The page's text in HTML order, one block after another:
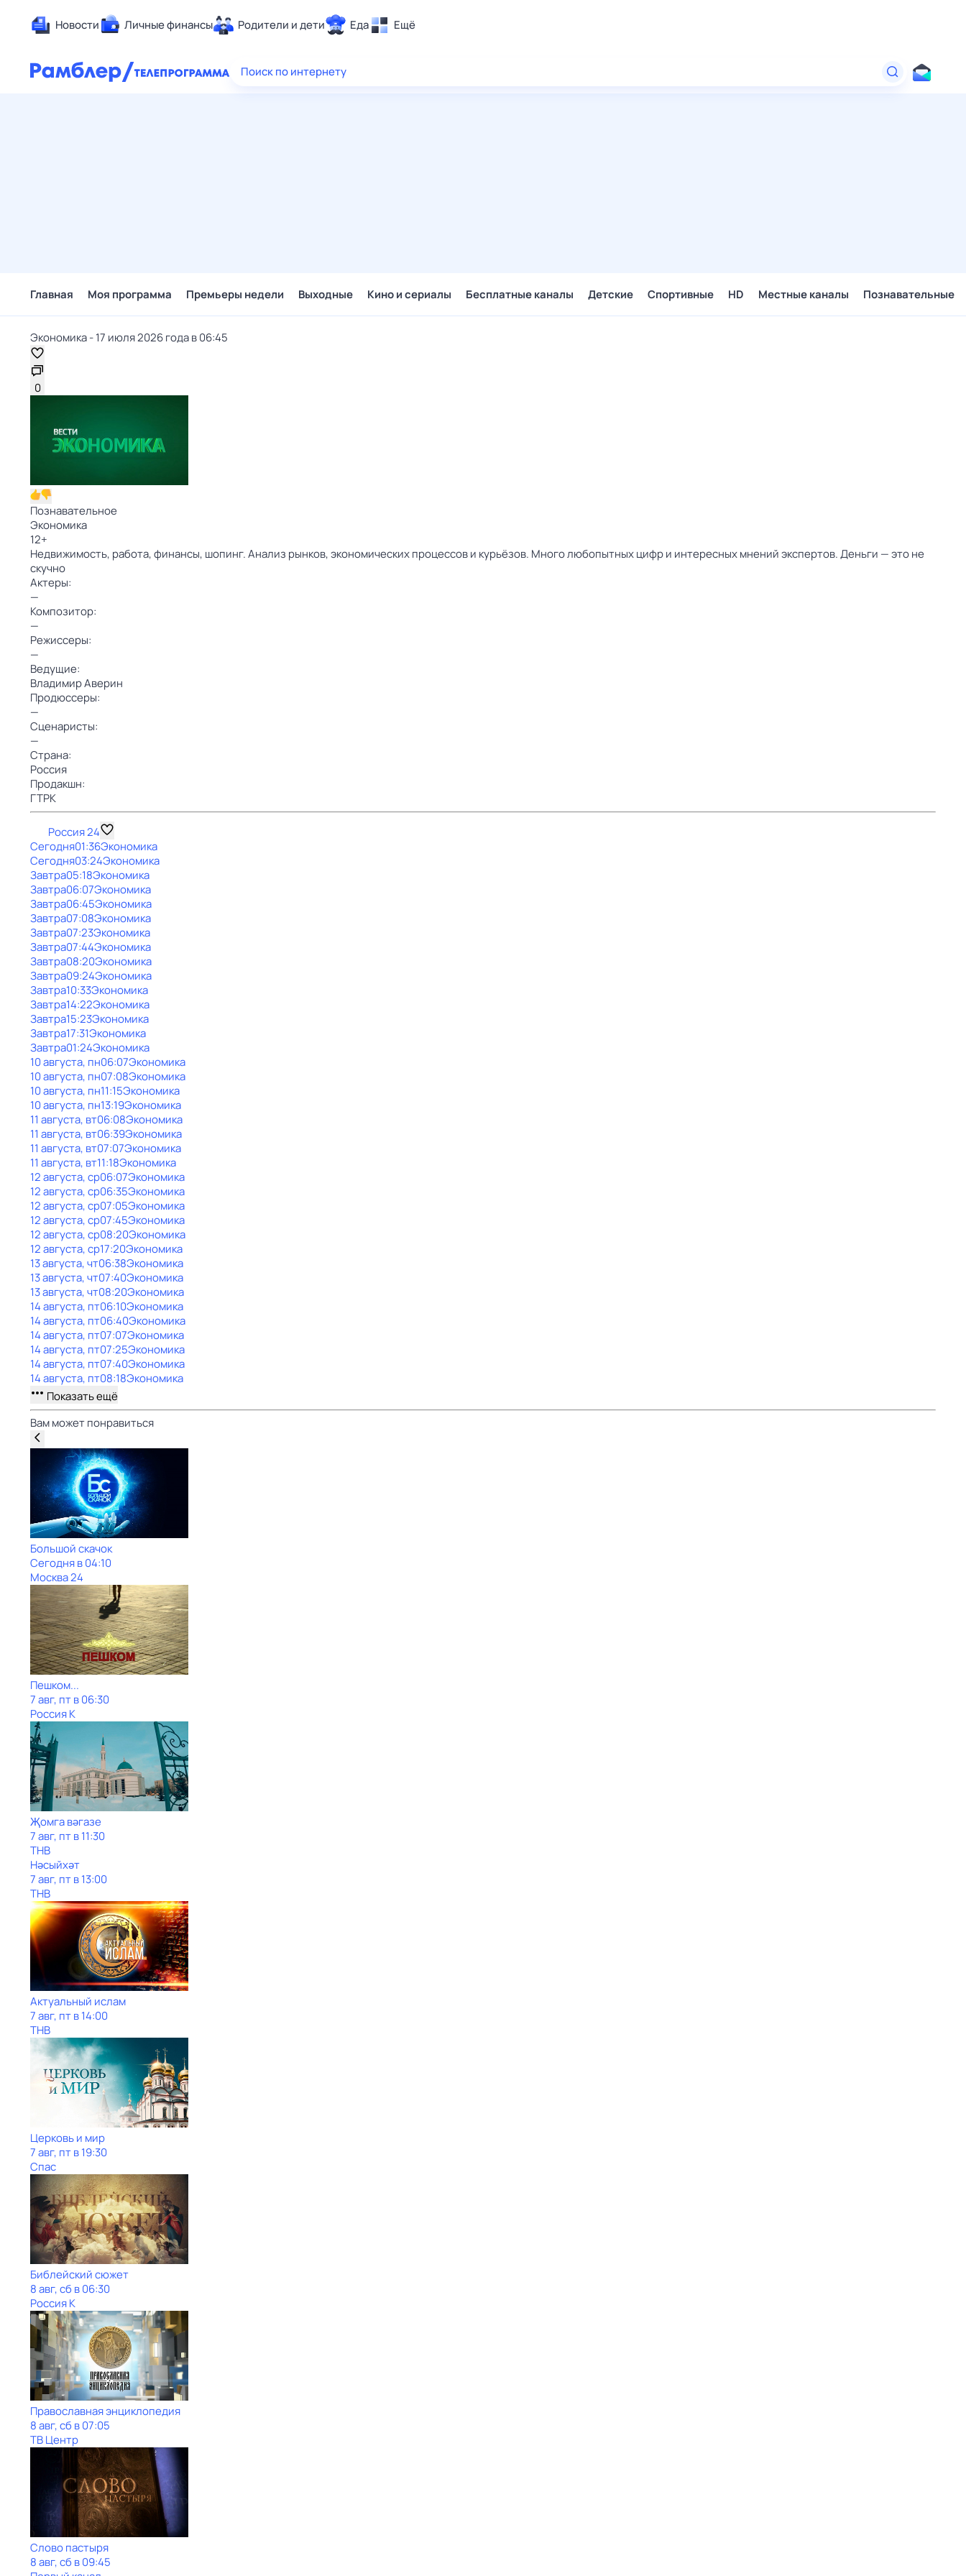
Новости Личные финансы Родители и дети Еда Ещё
Здоровье
Поиск по интернету
Главная Моя программа Премьеры недели Выходные Кино и сериалы Бесплатные каналы Детские Спортивные HD Местные каналы Познавательные
Экономика - 17 июля 2026 года в 06:45
0
Познавательное
Экономика
12+
Недвижимость, работа, финансы, шопинг. Анализ рынков, экономических процессов и курьёзов. Много любопытных цифр и интересных мнений экспертов. Деньги — это не
скучно
Актеры:
—
Композитор:
—
Режиссеры:
—
Ведущие:
Владимир Аверин
Продюссеры:
—
Сценаристы:
—
Страна:
Россия
Продакшн:
ГТРК
Россия 24
Сегодня01:36Экономика
Сегодня03:24Экономика
Завтра05:18Экономика
Завтра06:07Экономика
Завтра06:45Экономика
Завтра07:08Экономика
Завтра07:23Экономика
Завтра07:44Экономика
Завтра08:20Экономика
Завтра09:24Экономика
Завтра10:33Экономика
Завтра14:22Экономика
Завтра15:23Экономика
Завтра17:31Экономика
Завтра01:24Экономика
10 августа, пн06:07Экономика
10 августа, пн07:08Экономика
10 августа, пн11:15Экономика
10 августа, пн13:19Экономика
11 августа, вт06:08Экономика
11 августа, вт06:39Экономика
11 августа, вт07:07Экономика
11 августа, вт11:18Экономика
12 августа, ср06:07Экономика
12 августа, ср06:35Экономика
12 августа, ср07:05Экономика
12 августа, ср07:45Экономика
12 августа, ср08:20Экономика
12 августа, ср17:20Экономика
13 августа, чт06:38Экономика
13 августа, чт07:40Экономика
13 августа, чт08:20Экономика
14 августа, пт06:10Экономика
14 августа, пт06:40Экономика
14 августа, пт07:07Экономика
14 августа, пт07:25Экономика
14 августа, пт07:40Экономика
14 августа, пт08:18Экономика
Показать ещё
Вам может понравиться
Большой скачок
Сегодня в 04:10
Москва 24
Пешком...
7 авг, пт в 06:30
Россия К
Җомга вәгазе
7 авг, пт в 11:30
ТНВ
Нәсыйхәт
7 авг, пт в 13:00
ТНВ
Актуальный ислам
7 авг, пт в 14:00
ТНВ
Церковь и мир
7 авг, пт в 19:30
Спас
Библейский сюжет
8 авг, сб в 06:30
Россия К
Православная энциклопедия
8 авг, сб в 07:05
ТВ Центр
Слово пастыря
8 авг, сб в 09:45